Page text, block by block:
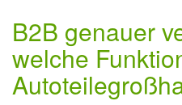
B2B genauer
welche